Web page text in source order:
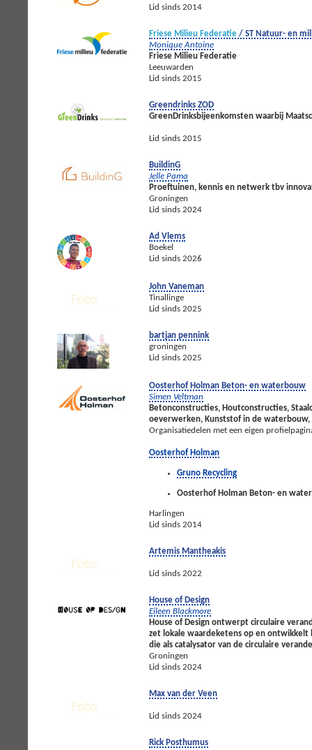
Lid sinds 2014
Friese Milieu Federatie / ST Natuur- en
Monique Antoine
Friese Milieu Federatie
Leeuwarden
Lid sinds 2015
Greendrinks ZOD
GreenDrinksbijeenkomsten waarbij
Lid sinds 2015
BuildinG
Jelle Pama
Proeftuinen, kennis en netwerk tbv
Groningen
Lid sinds 2024
Ad Vlems
Boekel
Lid sinds 2026
John Vaneman
Tinallinge
Lid sinds 2025
bartjan pennink
groningen
Lid sinds 2025
Oosterhof Holman Beton- en waterbouw
Simen Veltman
Betonconstructies, Houtconstructies,
oeverwerken, Kunststof in de waterbouw,
Organisatiedelen met een eigen
Oosterhof Holman
Gruno Recycling
Oosterhof Holman Beton- en
Harlingen
Lid sinds 2014
Artemis Mantheakis
Lid sinds 2022
House of Design
Eileen Blackmore
House of Design ontwerpt circulaire
zet lokale waardeketens op en
die als catalysator van de circulaire
Groningen
Lid sinds 2024
Max van der Veen
Lid sinds 2024
Rick Posthumus